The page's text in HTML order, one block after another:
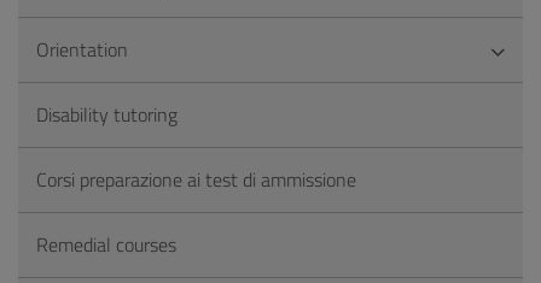
Orientation
Disability tutoring
Corsi preparazione ai test di ammissione
Remedial courses